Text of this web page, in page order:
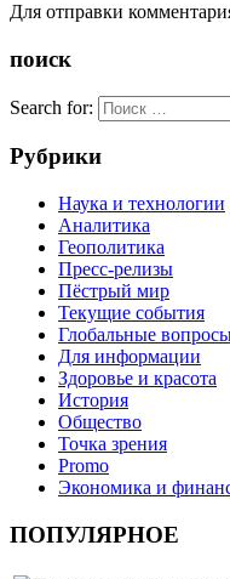
Для отправки
поиск
Search for:
Рубрики
Наука и технологии
Аналитика
Геополитика
Пресс-релизы
Пёстрый мир
Текущие события
Глобальные
Для информации
Здоровье и красота
История
Общество
Точка зрения
Promo
Экономика и
ПОПУЛЯРНОЕ